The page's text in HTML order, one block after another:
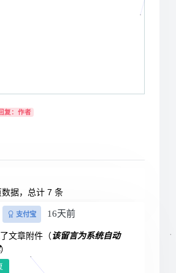
复：作者
据，总计 7 条
支付宝 16天前
文章附件（该留言为系统自动
）